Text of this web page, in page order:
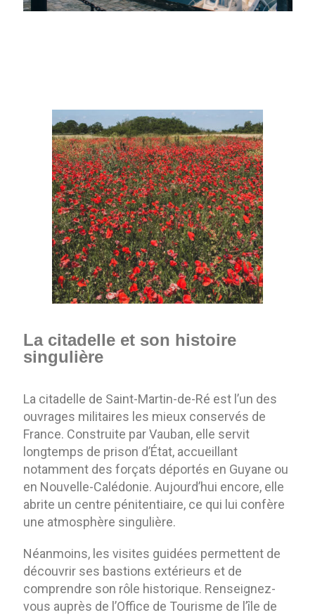
La citadelle et son histoire
singulière
La citadelle de Saint-Martin-de-Ré est l’un des
ouvrages militaires les mieux conservés de
France. Construite par Vauban, elle servit
longtemps de prison d’État, accueillant
notamment des forçats déportés en Guyane ou
en Nouvelle-Calédonie. Aujourd’hui encore, elle
abrite un centre pénitentiaire, ce qui lui confère
une atmosphère singulière.
Néanmoins, les visites guidées permettent de
découvrir ses bastions extérieurs et de
comprendre son rôle historique. Renseignez-
vous auprès de l’Office de Tourisme de l’île de